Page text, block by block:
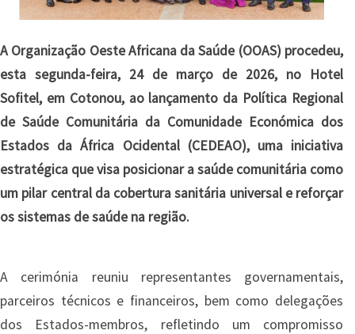
A Organização Oeste Africana da Saúde (OOAS) procedeu,
esta segunda-feira, 24 de março de 2026, no Hotel
Sofitel, em Cotonou, ao lançamento da Política Regional
de Saúde Comunitária da Comunidade Económica dos
Estados da África Ocidental (CEDEAO), uma iniciativa
estratégica que visa posicionar a saúde comunitária como
um pilar central da cobertura sanitária universal e reforçar
os sistemas de saúde na região.
A cerimónia reuniu representantes governamentais,
parceiros técnicos e financeiros, bem como delegações
dos Estados-membros, refletindo um compromisso